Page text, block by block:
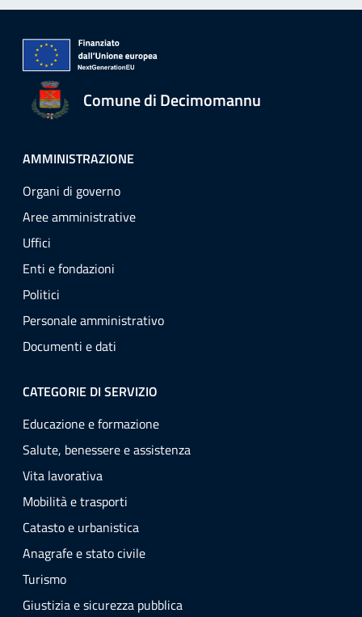
Comune di Decimomannu
AMMINISTRAZIONE
Organi di governo
Aree amministrative
Uffici
Enti e fondazioni
Politici
Personale amministrativo
Documenti e dati
CATEGORIE DI SERVIZIO
Educazione e formazione
Salute, benessere e assistenza
Vita lavorativa
Mobilità e trasporti
Catasto e urbanistica
Anagrafe e stato civile
Turismo
Giustizia e sicurezza pubblica